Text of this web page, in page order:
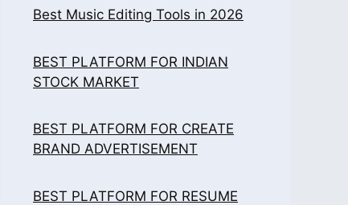
Best Music Editing Tools in 2026
BEST PLATFORM FOR INDIAN
STOCK MARKET
BEST PLATFORM FOR CREATE
BRAND ADVERTISEMENT
BEST PLATFORM FOR RESUME